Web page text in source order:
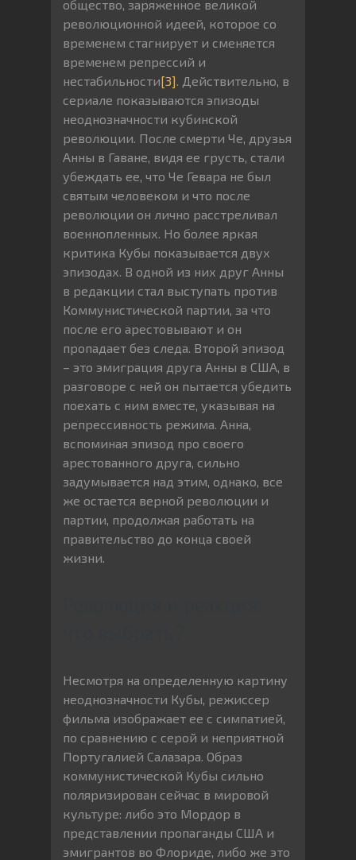
общество, заряженное великой
революционной идеей, которое со
временем стагнирует и сменяется
временем репрессий и
нестабильности[3]. Действительно, в
сериале показываются эпизоды
неоднозначности кубинской
революции. После смерти Че, друзья
Анны в Гаване, видя ее грусть, стали
убеждать ее, что Че Гевара не был
святым человеком и что после
революции он лично расстреливал
военнопленных. Но более яркая
критика Кубы показывается двух
эпизодах. В одной из них друг Анны
в редакции стал выступать против
Коммунистической партии, за что
после его арестовывают и он
пропадает без следа. Второй эпизод
– это эмиграция друга Анны в США, в
разговоре с ней он пытается убедить
поехать с ним вместе, указывая на
репрессивность режима. Анна,
вспоминая эпизод про своего
арестованного друга, сильно
задумывается над этим, однако, все
же остается верной революции и
партии, продолжая работать на
правительство до конца своей
жизни.
Несмотря на определенную картину
неоднозначности Кубы, режиссер
фильма изображает ее с симпатией,
по сравнению с серой и неприятной
Португалией Салазара. Образ
коммунистической Кубы сильно
поляризирован сейчас в мировой
культуре: либо это Мордор в
представлении пропаганды США и
эмигрантов во Флориде, либо же это